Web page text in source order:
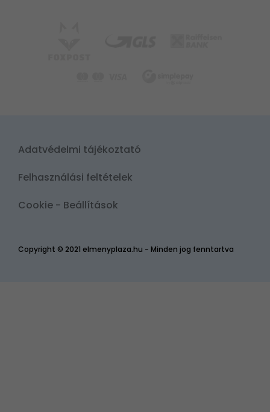
Copyright © 2021 elmenyplaza.hu - Minden jog fenntartva
Adatvédelmi tájékoztató
Felhasználási feltételek
Cookie - Beállítások